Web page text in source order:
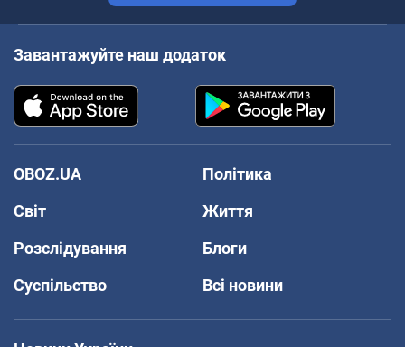
Завантажуйте наш додаток
OBOZ.UA
Політика
Світ
Життя
Розслідування
Блоги
Суспільство
Всі новини